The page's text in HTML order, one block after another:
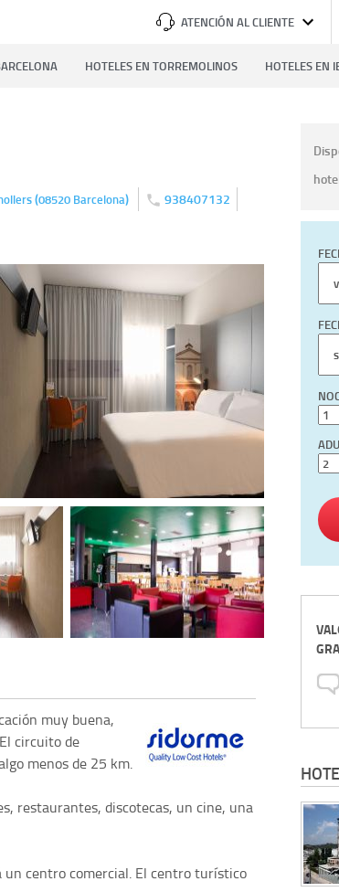
ATENCIÓN AL CLIENTE
HOTELES EN TORREMOLINOS HOTELES EN
(08520 Barcelona)
938407132
muy buena,
circuito de
menos de 25 km.
restaurantes, discotecas, un cine, una
centro comercial. El centro turístico